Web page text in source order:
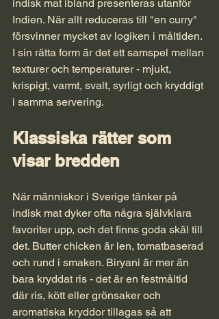
indisk mat ibland presenteras utanför
Indien. När allt reduceras till "en curry"
försvinner mycket av logiken i måltiden.
I sin rätta form är det ett samspel mellan
texturer och temperaturer - mjukt,
krispigt, varmt, svalt, syrligt och kryddigt
i samma servering.
Klassiska rätter som
visar bredden
När människor i Sverige tänker på
indisk mat dyker ofta några självklara
favoriter upp, och det finns goda skäl till
det. Butter chicken är len, tomatbaserad
och rund i smaken. Biryani är mer än
bara kryddat ris - det är en festmåltid
där ris, kött eller grönsaker och
aromatiska kryddor tillagas så att